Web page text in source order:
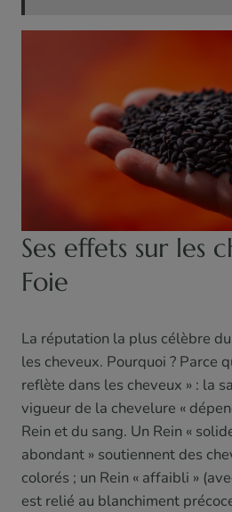
Ses effets sur les
Foie
La réputation la plus célèbre
les cheveux. Pourquoi ? Parce
reflète dans les cheveux » : la
vigueur de la chevelure «
Rein et du sang. Un Rein «
abondant » soutiennent des
colorés ; un Rein « affaibli »
est relié au blanchiment